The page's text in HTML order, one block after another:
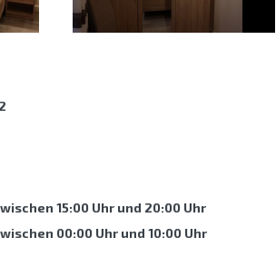
15:00 Uhr und 20:00 Uhr
00:00 Uhr und 10:00 Uhr